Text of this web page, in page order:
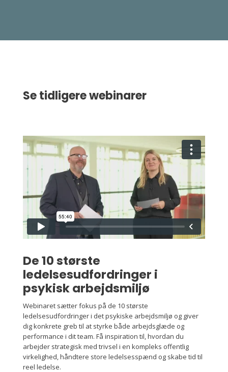
Se tidligere webinarer
De 10 største
ledelsesudfordringer i
psykisk arbejdsmiljø
Webinaret sætter fokus på de 10 største
ledelsesudfordringer i det psykiske arbejdsmiljø og giver
dig konkrete greb til at styrke både arbejdsglæde og
performance i dit team. Få inspiration til, hvordan du
arbejder strategisk med trivsel i en kompleks offentlig
virkelighed, håndtere store ledelsesspænd og skabe tid til
reel ledelse.